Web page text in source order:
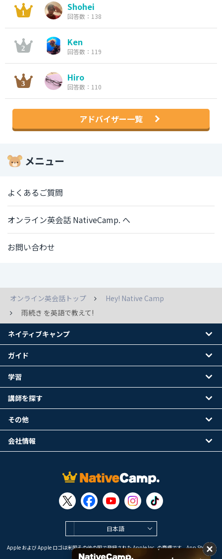
Shohei
回答数：138
Ken
回答数：119
Hiro
回答数：110
アドバイザー一覧
メニュー
よくあるご質問
オンライン英会話 NativeCamp. へ
お問い合わせ
オンライン英会話トップ
Hey! Native Camp
雨続き を英語で教えて!
日本語
Apple および Apple ロゴは米国その他の国で登録された Apple Inc. の商標です。App Store は
Apple Inc. のサービスマークです。
ネイティブキャンプ
ガイド
学習
講師を探す
その他
会社情報